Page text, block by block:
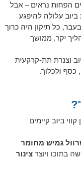
הפחות נראים – אבל
עלולה להיפגע
כל תיקון היה כרוך
יקר, ממושך
וצנרת תת-קרקעית
כסף ולכלוך.
ביוב קיימים
גמיש מחומר
בתוכו ויוצר צינור